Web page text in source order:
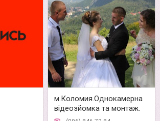
м.Коломия.Однокамерна
відеозйомка та монтаж.